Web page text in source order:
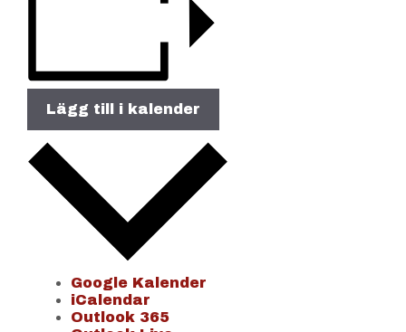
Lägg till i kalender
Google Kalender
iCalendar
Outlook 365